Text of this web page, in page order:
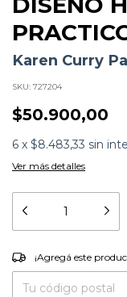
Karen Curry
SKU: 727204
$50.900,00
6 x $8.483,33 sin
Ver más detalles
¡Agregá este
¡Agregá este
Formato:
LIBROS
Editorial:
Editorial Sirio
Encuadernación:Tapa
ISBN:9788419685537
N°Páginas: